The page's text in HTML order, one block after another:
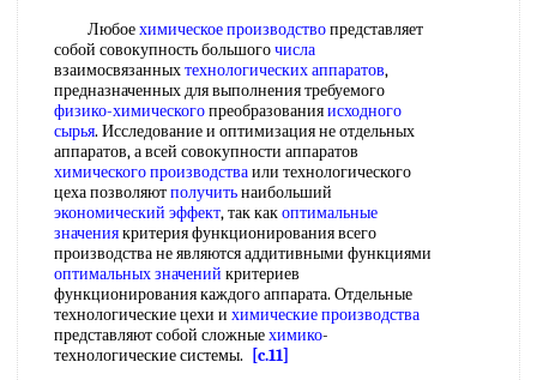
Любоехимическое производствопредставляет
собой совокупность большогочисла
взаимосвязанныхтехнологических аппаратов,
предназначенных для выполнения требуемого
физико-химическогопреобразованияисходного
сырья. Исследование и оптимизация не отдельных
аппаратов, а всей совокупности аппаратов
химического производстваили технологического
цеха позволяютполучитьнаибольший
экономический эффект, так какоптимальные
значениякритерия функционирования всего
производства не являются аддитивными функциями
оптимальных значений критериев
функционирования каждого аппарата. Отдельные
технологические цехи и химические производства
представляют собой сложныехимико-
технологические системы.
[c.11]